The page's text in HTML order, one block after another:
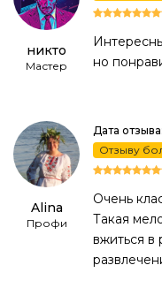
никто
Мастер
но
Alina
Профи
Дата
Отзыву
Очень
Такая
вжиться в